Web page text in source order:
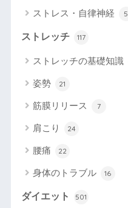
ストレス・自律神経 5
ストレッチ 117
ストレッチの基礎知識
姿勢 21
筋膜リリース 7
肩こり 24
腰痛 22
身体のトラブル 16
ダイエット 501